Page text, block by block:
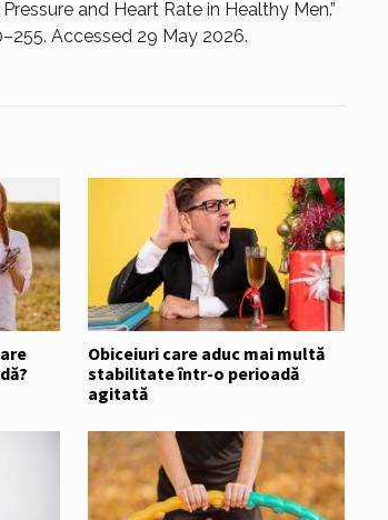
and Heart Rate in Healthy Men.”
Accessed 29 May 2026.
Obiceiuri care aduc mai multă
stabilitate într-o perioadă
agitată